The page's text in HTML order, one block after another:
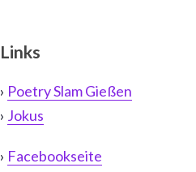
Links
› Poetry Slam Gießen
› Jokus
› Facebookseite